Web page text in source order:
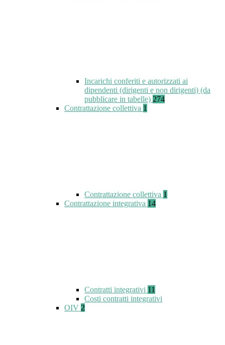
Incarichi conferiti e autorizzati ai
dipendenti (dirigenti e non dirigenti) (da
pubblicare in tabelle) 274
Contrattazione collettiva 1
Contrattazione collettiva 1
Contrattazione integrativa 14
Contratti integrativi 11
Costi contratti integrativi
OIV 2